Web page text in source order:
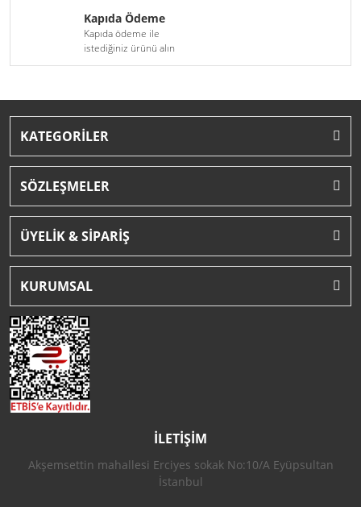
Kapıda Ödeme
Kapıda ödeme ile
istediğiniz ürünü alın
KATEGORİLER
SÖZLEŞMELER
ÜYELİK & SİPARİŞ
KURUMSAL
İLETİŞİM
Akşemsettin mahallesi Erciyes sokak No:10/A Eyüpsultan
İstanbul